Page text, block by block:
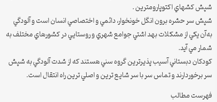
شپش كشهاي اكتوپارومترين .
شپش سر حشره برون انگل خونخوار، دائمي و اختصاصي انسان است و آلودگي
به‌آن يكي از مشكلات بهد اشتي جوامع شهري و روستايي در كشورهاي مختلف به
شمار مي آيد.
كودكان دبستاني آسيب پذيرترين گروه سني هستند كه از شدت آلودگي به شپش
سر برخوردارند و تماس سر با سر شايع ترين و اصلي ترين راه انتقال است.
فهرست مطالب